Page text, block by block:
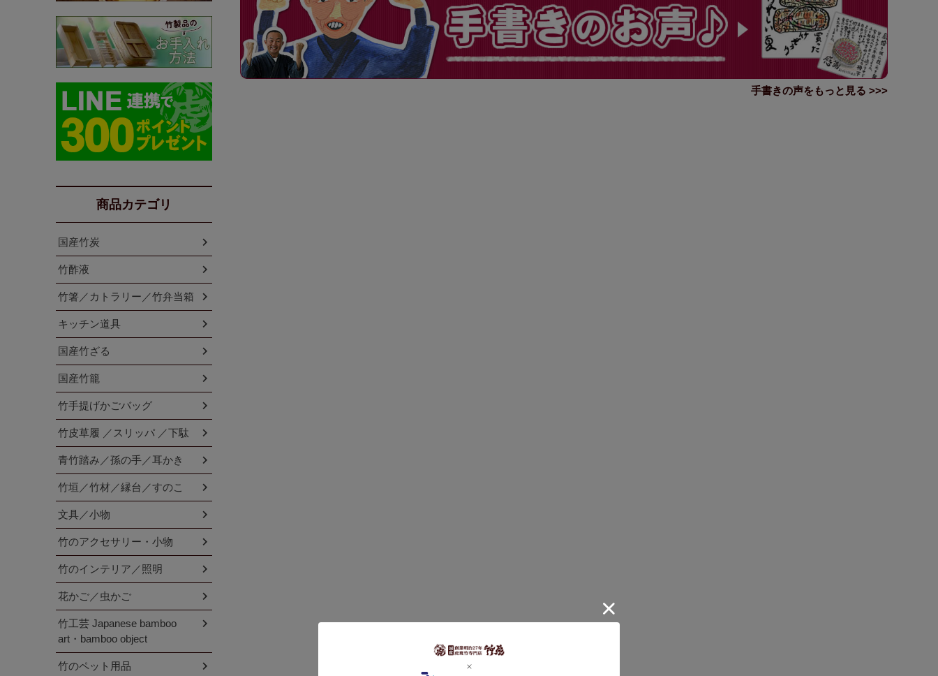
商品カテゴリ
国産竹炭
竹酢液
竹箸／カトラリー／竹弁当箱
キッチン道具
国産竹ざる
国産竹籠
竹手提げかごバッグ
竹皮草履 ／スリッパ ／下駄
青竹踏み／孫の手／耳かき
竹垣／竹材／縁台／すのこ
文具／小物
竹のアクセサリー・小物
竹のインテリア／照明
花かご／虫かご
竹工芸 Japanese bamboo
art・bamboo object
竹のペット用品
手書きの声をもっと見る >>>